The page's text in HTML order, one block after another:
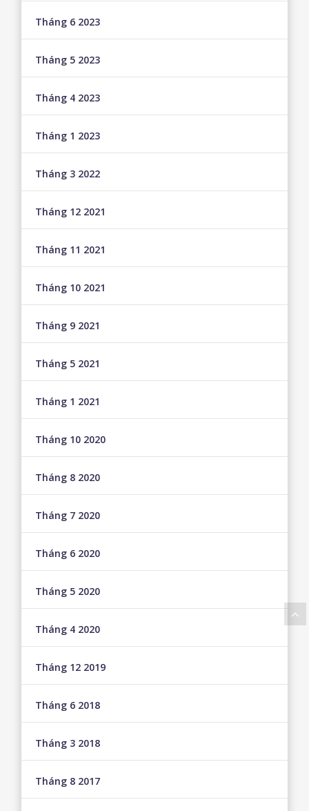
Tháng 6 2023
Tháng 5 2023
Tháng 4 2023
Tháng 1 2023
Tháng 3 2022
Tháng 12 2021
Tháng 11 2021
Tháng 10 2021
Tháng 9 2021
Tháng 5 2021
Tháng 1 2021
Tháng 10 2020
Tháng 8 2020
Tháng 7 2020
Tháng 6 2020
Tháng 5 2020
Tháng 4 2020
Tháng 12 2019
Tháng 6 2018
Tháng 3 2018
Tháng 8 2017